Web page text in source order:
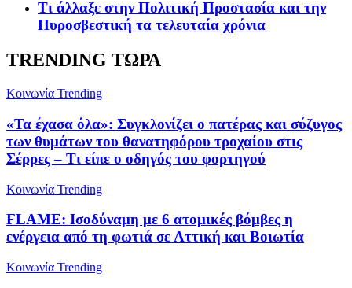
Τι άλλαξε στην Πολιτική Προστασία και την
Πυροσβεστική τα τελευταία χρόνια
TRENDING ΤΩΡΑ
Κοινωνία Trending
«Τα έχασα όλα»: Συγκλονίζει ο πατέρας και σύζυγος
των θυμάτων του θανατηφόρου τροχαίου στις
Σέρρες – Τι είπε ο οδηγός του φορτηγού
Κοινωνία Trending
FLAME: Ισοδύναμη με 6 ατομικές βόμβες η
ενέργεια από τη φωτιά σε Αττική και Βοιωτία
Κοινωνία Trending